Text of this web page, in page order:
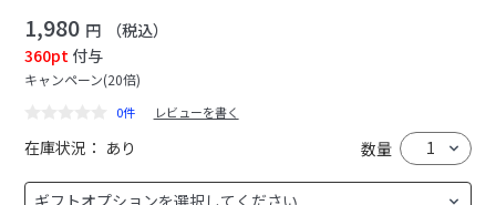
1,980 円
（税込）
360pt 付与
キャンペーン(20倍)
0件 レビューを書く
在庫状況： あり 数量